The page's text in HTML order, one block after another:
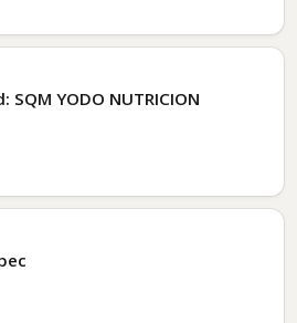
YODO NUTRICION